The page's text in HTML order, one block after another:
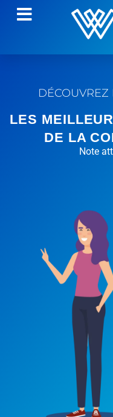
LES
DE LA
Note